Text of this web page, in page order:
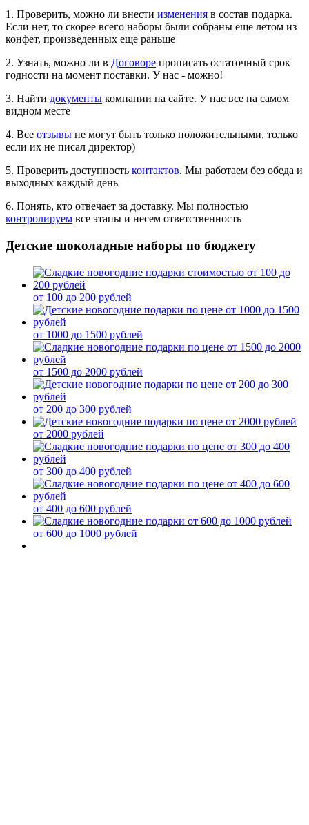
1. Проверить, можно ли внести изменения в состав подарка.
Если нет, то скорее всего наборы были собраны еще летом из
конфет, произведенных еще раньше
2. Узнать, можно ли в Договоре прописать остаточный срок
годности на момент поставки. У нас - можно!
3. Найти документы компании на сайте. У нас все на самом
видном месте
4. Все отзывы не могут быть только положительными, только
если их не писал директор)
5. Проверить доступность контактов. Мы работаем без обеда и
выходных каждый день
6. Понять, кто отвечает за доставку. Мы полностью
контролируем все этапы и несем ответственность
Детские шоколадные наборы по бюджету
от 100 до 200 рублей
от 1000 до 1500 рублей
от 1500 до 2000 рублей
от 200 до 300 рублей
от 2000 рублей
от 300 до 400 рублей
от 400 до 600 рублей
от 600 до 1000 рублей